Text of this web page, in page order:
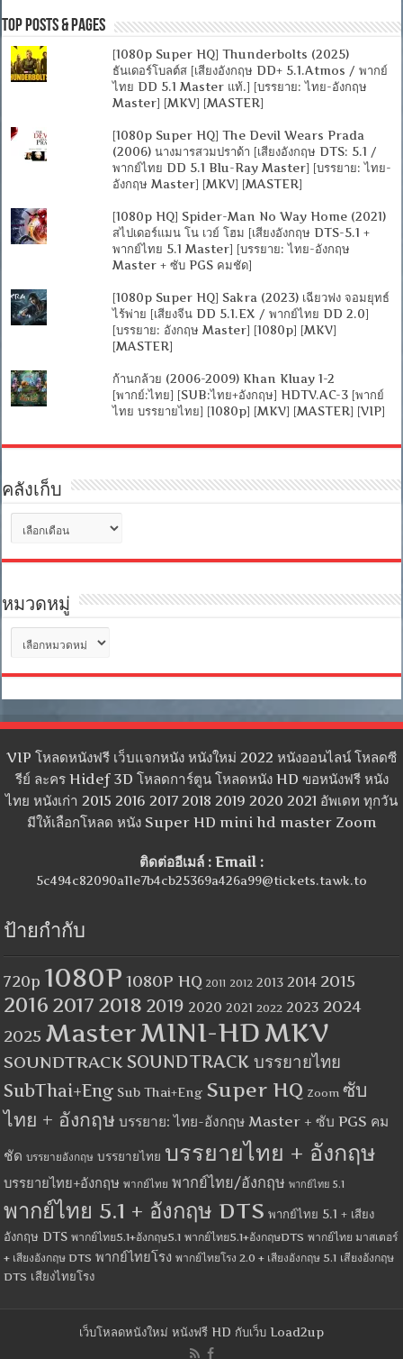
Top Posts & Pages
[1080p Super HQ] Thunderbolts (2025)
ธันเดอร์โบลต์ส [เสียงอังกฤษ DD+ 5.1.Atmos / พากย์
ไทย DD 5.1 Master แท้.] [บรรยาย: ไทย-อังกฤษ
Master] [MKV] [MASTER]
[1080p Super HQ] The Devil Wears Prada
(2006) นางมารสวมปราด้า [เสียงอังกฤษ DTS: 5.1 /
พากย์ไทย DD 5.1 Blu-Ray Master] [บรรยาย: ไทย-
อังกฤษ Master] [MKV] [MASTER]
[1080p HQ] Spider-Man No Way Home (2021)
สไปเดอร์แมน โน เวย์ โฮม [เสียงอังกฤษ DTS-5.1 +
พากย์ไทย 5.1 Master] [บรรยาย: ไทย-อังกฤษ
Master + ซับ PGS คมชัด]
[1080p Super HQ] Sakra (2023) เฉียวฟง จอมยุทธ์
ไร้พ่าย [เสียงจีน DD 5.1.EX / พากย์ไทย DD 2.0]
[บรรยาย: อังกฤษ Master] [1080p] [MKV]
[MASTER]
ก้านกล้วย (2006-2009) Khan Kluay 1-2
[พากย์:ไทย] [SUB:ไทย+อังกฤษ] HDTV.AC-3 [พากย์
ไทย บรรยายไทย] [1080p] [MKV] [MASTER] [VIP]
คลังเก็บ
เก็บ
หมวดหมู่
หมู่
VIP โหลดหนังฟรี เว็บแจกหนัง หนังใหม่ 2022 หนังออนไลน์ โหลดซี
รีย์ ละคร Hidef 3D โหลดการ์ตูน โหลดหนัง HD ขอหนังฟรี หนัง
ไทย หนังเก่า 2015 2016 2017 2018 2019 2020 2021 อัพเดท ทุกวัน
มีให้เลือกโหลด หนัง Super HD mini hd master Zoom
ติดต่ออีเมล์ : Email :
5c494c82090a11e7b4cb25369a426a99@tickets.tawk.to
ป้ายกำกับ
720p 1080P 1080P HQ 2011 2012 2013 2014 2015
2016 2017 2018 2019 2020 2021 2022 2023 2024
2025 MasterMINI-HDMKV
SOUNDTRACK SOUNDTRACK บรรยายไทย
SubThai+Eng Sub Thai+Eng Super HQ Zoom ซับ
ไทย + อังกฤษ บรรยาย: ไทย-อังกฤษ Master + ซับ PGS คม
ชัด บรรยายอังกฤษ บรรยายไทย บรรยายไทย + อังกฤษ
บรรยายไทย+อังกฤษ พากย์ไทย พากย์ไทย/อังกฤษ พากย์ไทย 5.1
พากย์ไทย 5.1 + อังกฤษ DTS พากย์ไทย 5.1 + เสียง
อังกฤษ DTS พากย์ไทย5.1+อังกฤษ5.1 พากย์ไทย5.1+อังกฤษDTS พากย์ไทย มาสเตอร์
+ เสียงอังกฤษ DTS พากย์ไทยโรง พากย์ไทยโรง 2.0 + เสียงอังกฤษ 5.1 เสียงอังกฤษ
DTS เสียงไทยโรง
เว็บโหลดหนังใหม่ หนังฟรี HD กับเว็บ Load2up